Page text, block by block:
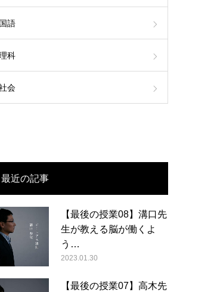
国語
科
会
最近の記事
【最後の授業08】溝口先
生が教える脳が働くよ
う…
2023.01.30
【最後の授業07】高木先